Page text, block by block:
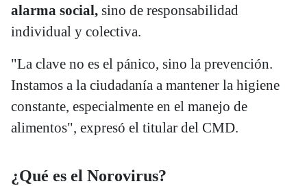
alarma social, sino de responsabilidad
individual y colectiva.
​"La clave no es el pánico, sino la prevención.
Instamos a la ciudadanía a mantener la higiene
constante, especialmente en el manejo de
alimentos", expresó el titular del CMD.
​¿Qué es el Norovirus?